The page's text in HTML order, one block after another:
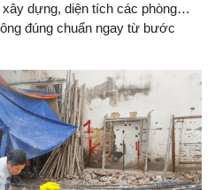
dựng, diện tích các phòng…
đúng chuẩn ngay từ bước